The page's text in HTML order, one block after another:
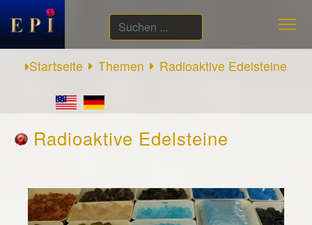
Suchen
...
Startseite
Themen Radioaktive Edelsteine
Radioaktive Edelsteine